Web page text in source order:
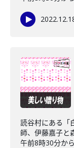
読谷村にある「
師、伊藤嘉子と
午前8時30分か